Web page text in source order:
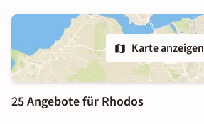
Karte anzeigen
25 Angebote für Rhodos